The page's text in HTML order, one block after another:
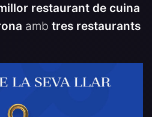
restaurant de cuina
amb tres restaurants